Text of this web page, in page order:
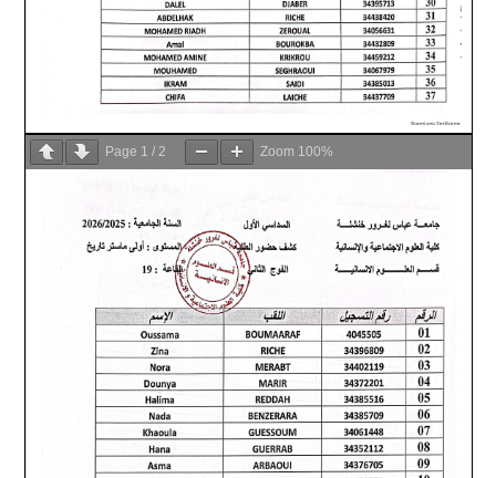
Page 1 /2 Zoom 100%